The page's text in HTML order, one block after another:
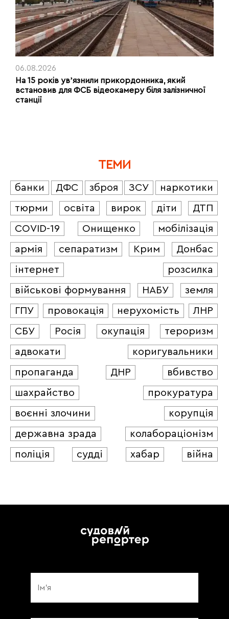
06.08.2026
На 15 років увʼязнили прикордонника, який
встановив для ФСБ відеокамеру біля залізничної
станції
ТЕМИ
банки ДФС зброя ЗСУ
наркотики
тюрми
освіта вирок діти
ДТП
COVID-19
Онищенко
мобілізація
армія
сепаратизм Крим
Донбас
інтернет
розсилка
військові формування
НАБУ
земля
ГПУ
провокація нерухомість
ЛНР
СБУ
Росія окупація
тероризм
адвокати
коригувальники
пропаганда
ДНР
вбивство
шахрайство
прокуратура
воєнні злочини
корупція
державна зрада
колабораціонізм
поліція
судді хабар війна